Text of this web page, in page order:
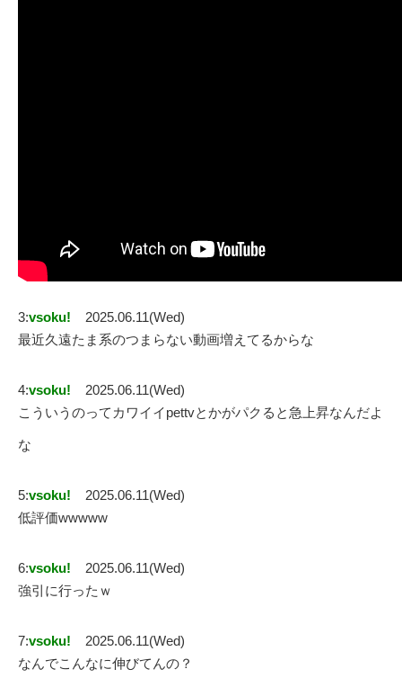
3:vsoku!
2025.06.11(Wed)
最近久遠たま系のつまらない動画増えてるからな
4:vsoku!
2025.06.11(Wed)
こういうのってカワイイpettvとかがパクると急上昇なんだよ
な
5:vsoku!
2025.06.11(Wed)
低評価wwwww
6:vsoku!
2025.06.11(Wed)
強引に行ったｗ
7:vsoku!
2025.06.11(Wed)
なんでこんなに伸びてんの？